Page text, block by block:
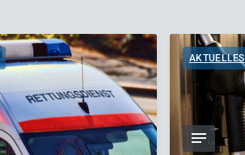
AKTUELLES